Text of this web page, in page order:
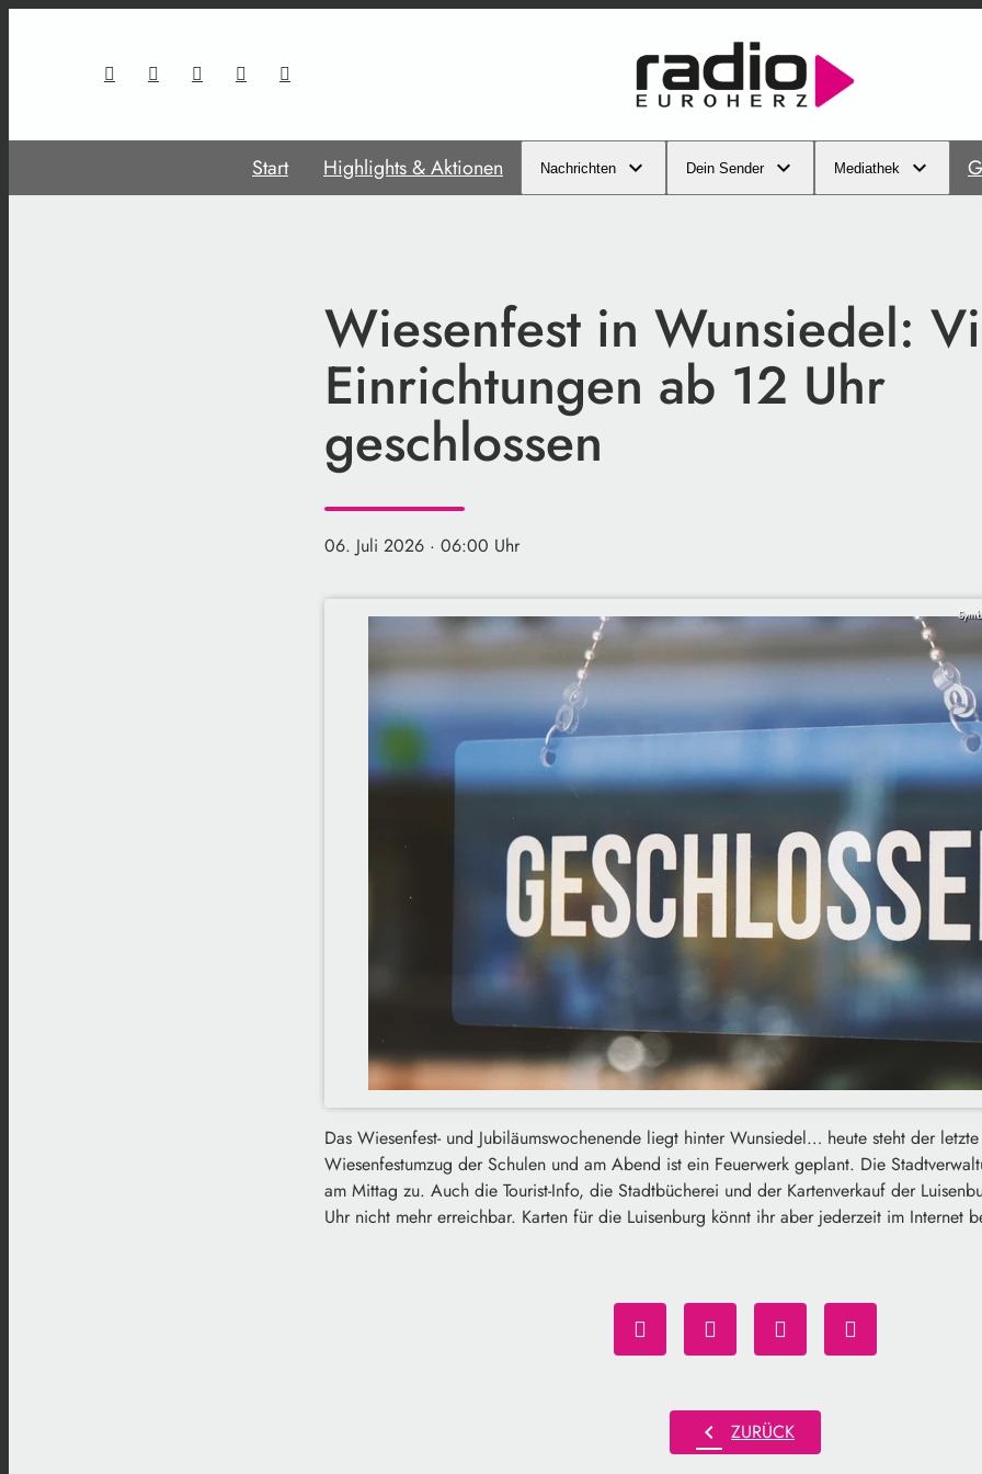
Start Highlights & Aktionen Nachrichten Dein Sender Mediathek
Wiesenfest in Wunsiedel:
Einrichtungen ab 12 Uhr
geschlossen
06. Juli 2026 · 06:00 Uhr
Das Wiesenfest- und Jubiläumswochenende liegt hinter Wunsiedel… heute steht der
Wiesenfestumzug der Schulen und am Abend ist ein Feuerwerk geplant. Die
am Mittag zu. Auch die Tourist-Info, die Stadtbücherei und der Kartenverkauf der
Uhr nicht mehr erreichbar. Karten für die Luisenburg könnt ihr aber jederzeit im Internet
chevron_left ZURÜCK